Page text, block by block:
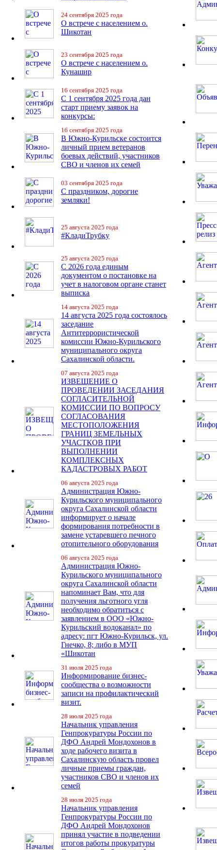
24 сентября 2025 года
О встрече с населением о.
Шикотан
23 сентября 2025 года
О встрече с населением о.
Кунашир
16 сентября 2025 года
С 1 сентября 2025 года дан
старт приему заявок на
конкурсы:
16 сентября 2025 года
В Южно-Курильске состоится
личный прием ветеранов
боевых действий, участников
СВО и членов их семей
03 сентября 2025 года
С праздником, дорогие
земляки!
25 августа 2025 года
#КладиТрубку
25 августа 2025 года
С 2026 года единым
документом о постановке на
учет в налоговом органе станет
выписка
14 августа 2025 года
14 августа 2025 года состоялось
заседание
Антитеррористической
комиссии Южно-Курильского
муниципального округа
Сахалинской области.
07 августа 2025 года
ИЗВЕЩЕНИЕ О
ПРОВЕДЕНИИ ЗАСЕДАНИЯ
СОГЛАСИТЕЛЬНОЙ
КОМИССИИ ПО ВОПРОСУ
СОГЛАСОВАНИЯ
МЕСТОПОЛОЖЕНИЯ
ГРАНИЦ ЗЕМЕЛЬНЫХ
УЧАСТКОВ ПРИ
ВЫПОЛНЕНИИ
КОМПЛЕКСНЫХ
КАДАСТРОВЫХ РАБОТ
06 августа 2025 года
Администрация Южно-
Курильского муниципального
округа Сахалинской области
информирует о начале
формирования потребности в
замене устаревшего печного
отопительного оборудования
06 августа 2025 года
Администрация Южно-
Курильского муниципального
округа Сахалинской области
напоминает Вам, что для
получения льготного угля
необходимо обратиться с
заявлением в ООО «Южно-
Курильский водоканал» по
адресу: пгт Южно-Курильск, ул.
Гнечко, 8; либо в МУП
«Шикотан
31 июля 2025 года
Информирование бизнес-
сообщества о возможности
записи на профилактический
визит.
28 июля 2025 года
Начальник управления
Генпрокуратуры России по
ДФО Андрей Мондохонов в
ходе рабочего визита в
Сахалинскую область провел
личные приемы граждан,
участников СВО и членов их
семей
28 июля 2025 года
Начальник управления
Генпрокуратуры России по
ДФО Андрей Мондохонов
принял участие в подведении
итогов работы прокуратуры